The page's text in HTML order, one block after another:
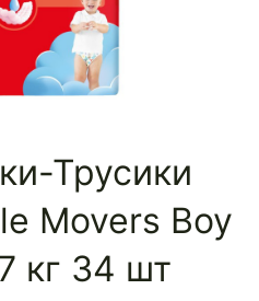
Трусики
Movers Boy
кг 34 шт